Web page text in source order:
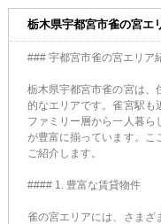
栃木県宇都宮市雀の宮エ
### 宇都宮市雀の宮エリア
栃木県宇都宮市雀の宮は、
的なエリアです。雀宮駅も
ファミリー層から一人暮ら
が豊富に揃っています。こ
ご紹介します。
#### 1. 豊富な賃貸物件
雀の宮エリアには、さまざ